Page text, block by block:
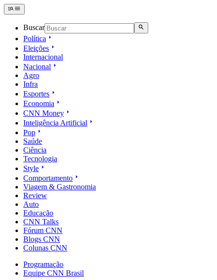
Buscar
Política
Eleições
Internacional
Nacional
Agro
Infra
Esportes
Economia
CNN Money
Inteligência Artificial
Pop
Saúde
Ciência
Tecnologia
Style
Comportamento
Viagem & Gastronomia
Review
Auto
Educação
CNN Talks
Fórum CNN
Blogs CNN
Colunas CNN
Programação
Equipe CNN Brasil